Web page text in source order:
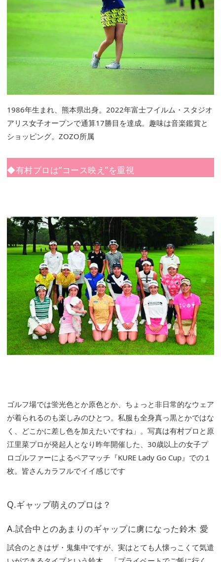
1986年生まれ、熊本県出身。2022年富士フイルム・スタジオ
アリス女子オープンで通算17勝目を達成。趣味は音楽鑑賞と
ショッピング。ZOZO所属
◆有村プロは“コース映え”を重視
ゴルフ場では蛍光色とか原色とか、ちょっと非日常的なウェア
が着られるのも楽しみのひとつ。私服も全身真っ黒とかではな
く、どこかに差し色を加えたいですね」。写真は有村プロと原
江里菜プロが発起人となり昨年開催した、30歳以上の女子プ
ロゴルファーによるペアマッチ『KURE Lady Go Cup』での１
枚。皆さんカラフルでイイ感じです
Q.ギャップ萌えのプロは？
A.試合中とのあまりのギャップに虜になった鈴木 愛
試合のときはザ・鬼集中ですが、実はとても人懐っこくて気遣